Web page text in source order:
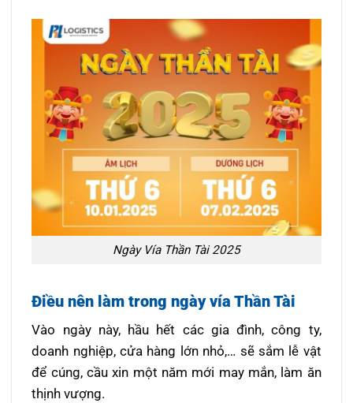
Ngày Vía Thần Tài 2025
Điều nên làm trong ngày vía Thần Tài
Vào ngày này, hầu hết các gia đình, công ty,
doanh nghiệp, cửa hàng lớn nhỏ,… sẽ sắm lễ vật
để cúng, cầu xin một năm mới may mắn, làm ăn
thịnh vượng.